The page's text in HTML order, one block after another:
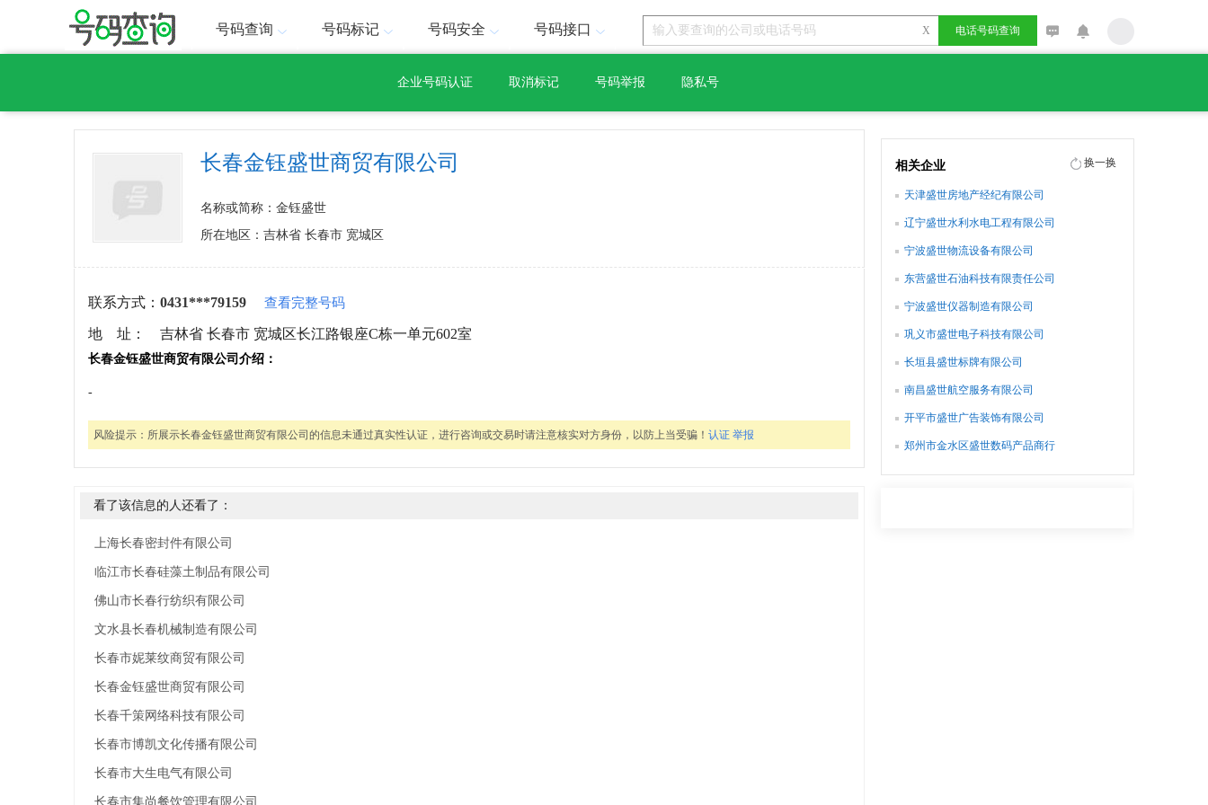
号码查询 号码标记 号码安全 号码接口 X 电话号码查询
企业号码认证 取消标记 号码举报 隐私号
长春金钰盛世商贸有限公司
名称或简称：金钰盛世
所在地区：吉林省 长春市 宽城区
联系方式： 0431***79159 查看完整号码
地 址： 吉林省 长春市 宽城区长江路银座C栋一单元602室
长春金钰盛世商贸有限公司介绍：
-
风险提示： 所展示长春金钰盛世商贸有限公司的信息未通过真实性认证，进行咨询或交易时请注意核实对方身份，以防上当受骗！ 认证 举报
看了该信息的人还看了：
上海长春密封件有限公司
临江市长春硅藻土制品有限公司
佛山市长春行纺织有限公司
文水县长春机械制造有限公司
长春市妮莱纹商贸有限公司
长春金钰盛世商贸有限公司
长春千策网络科技有限公司
长春市博凯文化传播有限公司
长春市大生电气有限公司
长春市集尚餐饮管理有限公司
相关企业 换一换
天津盛世房地产经纪有限公司
辽宁盛世水利水电工程有限公司
宁波盛世物流设备有限公司
东营盛世石油科技有限责任公司
宁波盛世仪器制造有限公司
巩义市盛世电子科技有限公司
长垣县盛世标牌有限公司
南昌盛世航空服务有限公司
开平市盛世广告装饰有限公司
郑州市金水区盛世数码产品商行